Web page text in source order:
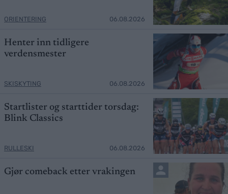
ORIENTERING 06.08.2026
Henter inn tidligere
verdensmester
SKISKYTING 06.08.2026
Startlister og starttider torsdag:
Blink Classics
RULLESKI 06.08.2026
Gjør comeback etter vrakingen